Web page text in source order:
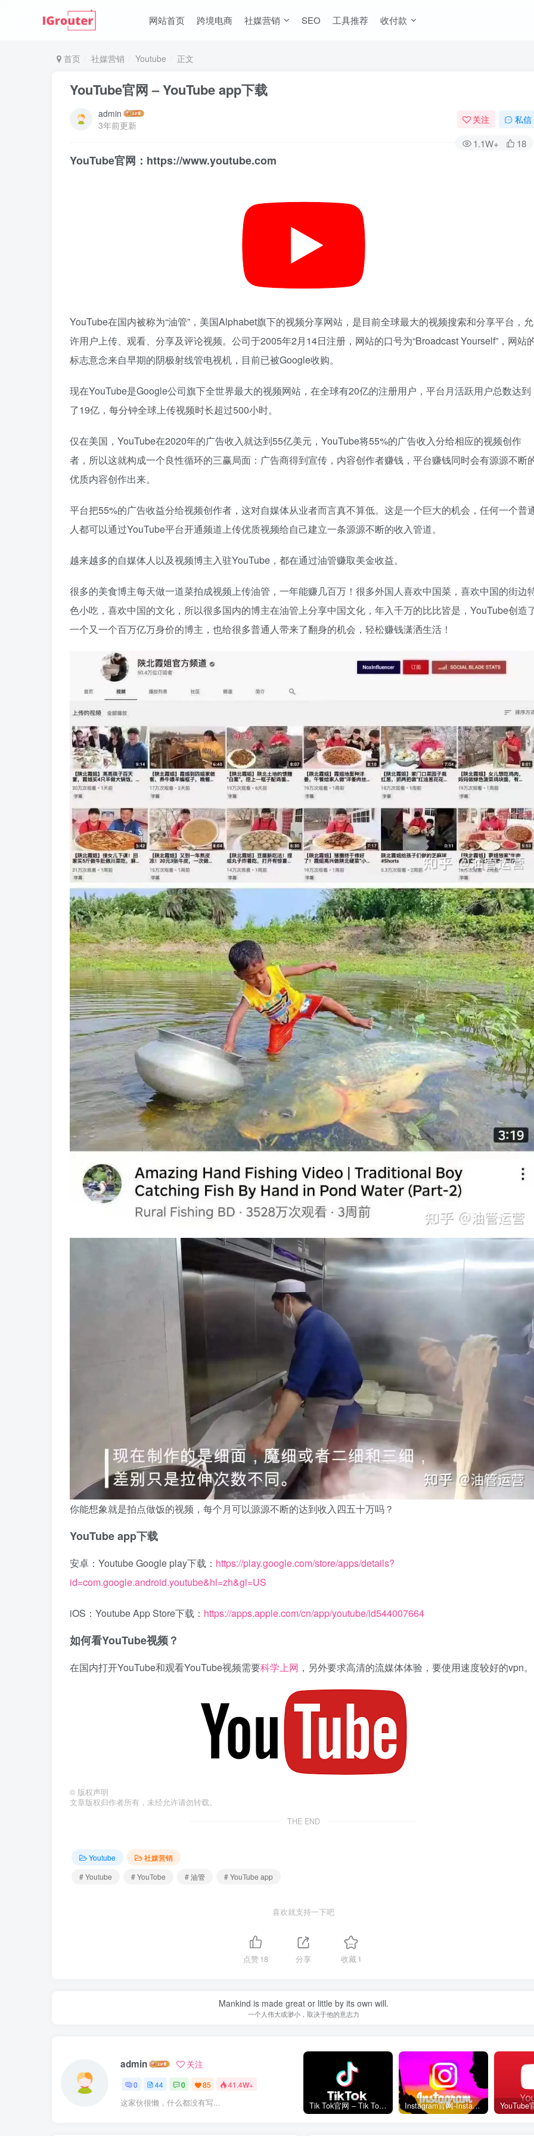
网站首页 跨境电商 社媒营销 SEO 工具推荐 收付款
首页 社媒营销 Youtube 正文
YouTube官网 – YouTube app下载
admin
3年前更新
关注 私信
1.1W+ 18
YouTube官网：https://www.youtube.com
YouTube在国内被称为“油管”，美国Alphabet旗下的视频分享网站，是目前全球最大的视频搜索和分享平台，允
许用户上传、观看、分享及评论视频。公司于2005年2月14日注册，网站的口号为“Broadcast Yourself”，网站
标志意念来自早期的阴极射线管电视机，目前已被Google收购。
现在YouTube是Google公司旗下全世界最大的视频网站，在全球有20亿的注册用户，平台月活跃用户总数达到
了19亿，每分钟全球上传视频时长超过500小时。
仅在美国，YouTube在2020年的广告收入就达到55亿美元，YouTube将55%的广告收入分给相应的视频创作
者，所以这就构成一个良性循环的三赢局面：广告商得到宣传，内容创作者赚钱，平台赚钱同时会有源源不断
优质内容创作出来。
平台把55%的广告收益分给视频创作者，这对自媒体从业者而言真不算低。这是一个巨大的机会，任何一个普
人都可以通过YouTube平台开通频道上传优质视频给自己建立一条源源不断的收入管道。
越来越多的自媒体人以及视频博主入驻YouTube，都在通过油管赚取美金收益。
很多的美食博主每天做一道菜拍成视频上传油管，一年能赚几百万！很多外国人喜欢中国菜，喜欢中国的街边
色小吃，喜欢中国的文化，所以很多国内的博主在油管上分享中国文化，年入千万的比比皆是，YouTube创造
一个又一个百万亿万身价的博主，也给很多普通人带来了翻身的机会，轻松赚钱潇洒生活！
你能想象就是拍点做饭的视频，每个月可以源源不断的达到收入四五十万吗？
YouTube app下载
安卓：Youtube Google play下载： https://play.google.com/store/apps/details?
id=com.google.android.youtube&hl=zh&gl=US
iOS：Youtube App Store下载： https://apps.apple.com/cn/app/youtube/id544007664
如何看YouTube视频？
在国内打开YouTube和观看YouTube视频需要科学上网 ，另外要求高清的流媒体体验，要使用速度较好的vpn。
© 版权声明
文章版权归作者所有，未经允许请勿转载。
THE END
Youtube
社媒营销
# Youtube
# YouTobe # 油管 # YouTube app
喜欢就支持一下吧
点赞18 分享 收藏1
Mankind is made great or little by its own will.
一个人伟大或渺小，取决于他的意志力
admin 关注
0 44 0 85 41.4W+
这家伙很懒，什么都没有写... Tik Tok官网 – Tik Tok国际版网页入口 Instagram官网-Instagram网页版入口